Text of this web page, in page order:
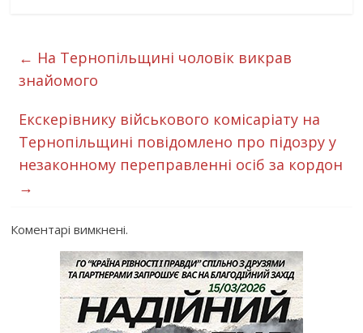
← На Тернопільщині чоловік викрав
знайомого
Екскерівнику військового комісаріату на
Тернопільщині повідомлено про підозру у
незаконному переправленні осіб за кордон
→
Коментарі вимкнені.